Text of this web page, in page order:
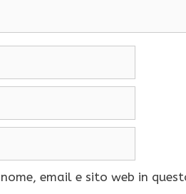
email e sito web in